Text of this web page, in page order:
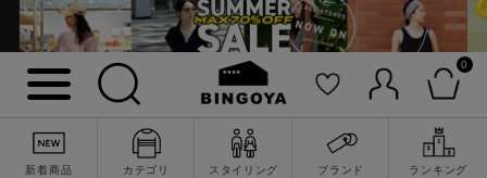
0
新着商品 カテゴリ スタイリング ブランド ランキング
詳細検索